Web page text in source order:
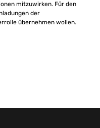
mitzuwirken. Für den
der
übernehmen wollen.